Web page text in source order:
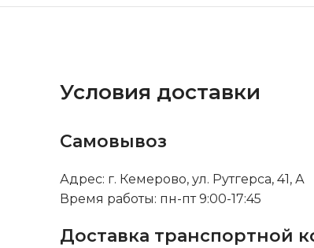
Условия доставки
Самовывоз
Адрес: г. Кемерово, ул. Рутгерса, 41, А
Время работы: пн-пт 9:00-17:45
Доставка транспортной